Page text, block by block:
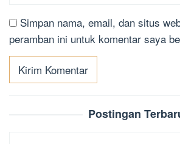
Simpan nama, email, dan situs
peramban ini untuk komentar saya
Postingan